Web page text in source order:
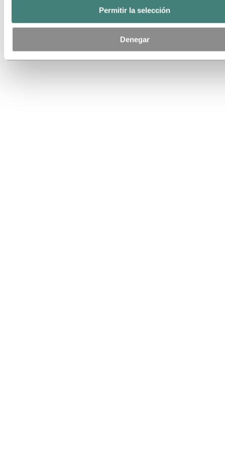
Permitir la selección
Denegar